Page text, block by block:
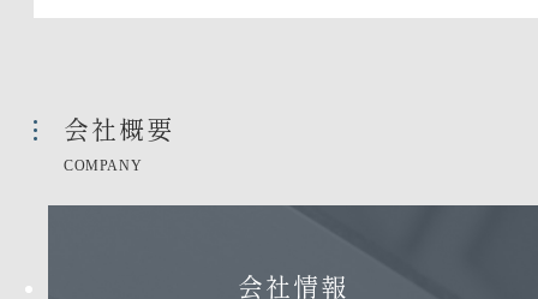
会社概要​
COMPANY
会社情報​